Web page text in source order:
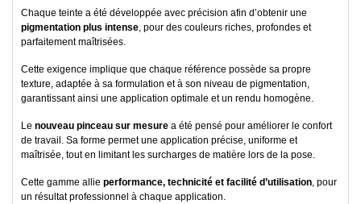
Chaque teinte a été développée avec précision afin d’obtenir une
pigmentation plus intense, pour des couleurs riches, profondes et
parfaitement maîtrisées.
Cette exigence implique que chaque référence possède sa propre
texture, adaptée à sa formulation et à son niveau de pigmentation,
garantissant ainsi une application optimale et un rendu homogène.
Le nouveau pinceau sur mesure a été pensé pour améliorer le confort
de travail. Sa forme permet une application précise, uniforme et
maîtrisée, tout en limitant les surcharges de matière lors de la pose.
Cette gamme allie performance, technicité et facilité d’utilisation, pour
un résultat professionnel à chaque application.